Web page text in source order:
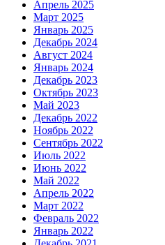
Апрель 2025
Март 2025
Январь 2025
Декабрь 2024
Август 2024
Январь 2024
Декабрь 2023
Октябрь 2023
Май 2023
Декабрь 2022
Ноябрь 2022
Сентябрь 2022
Июль 2022
Июнь 2022
Май 2022
Апрель 2022
Март 2022
Февраль 2022
Январь 2022